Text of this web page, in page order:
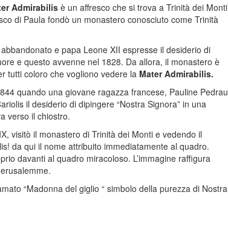
Admirabilis è un affresco che si trova a Trinità dei Monti
di Paula fondò un monastero conosciuto come Trinità
e papa Leone XII espresse il desiderio di
e questo avvenne nel 1828. Da allora, il monastero è
tutti coloro che vogliono vedere la Mater Admirabilis.
quando una giovane ragazza francese, Pauline Pedrau
il desiderio di dipingere “Nostra Signora” in una
verso il chiostro.
visitò il monastero di Trinità dei Monti e vedendo il
da qui il nome attribuito immediatamente al quadro.
davanti al quadro miracoloso. L’immagine raffigura
“Madonna del giglio “ simbolo della purezza di Nostra